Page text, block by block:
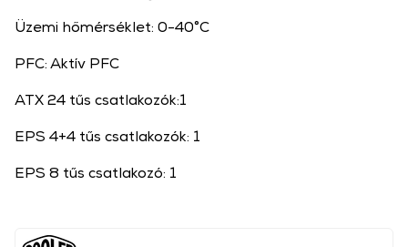
Üzemi hőmérséklet: 0-40°C
PFC: Aktív PFC
ATX 24 tűs csatlakozók:1
EPS 4+4 tűs csatlakozók: 1
EPS 8 tűs csatlakozó: 1